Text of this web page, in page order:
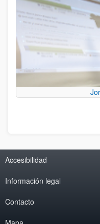
Accesibilidad
Información legal
Contacto